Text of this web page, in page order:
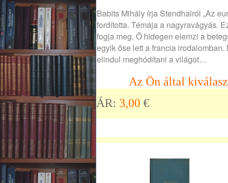
Babits Mihály írja Stendhalról „Az
fordította. Témája a nagyravágyás.
fogja meg. Ő hidegen elemzi a
egyik őse lett a francia
elindul meghódítani a világot…
Az Ön által
ÁR: 3,00 €